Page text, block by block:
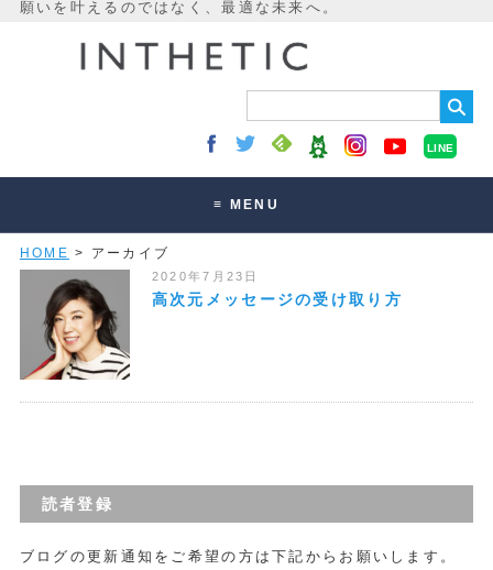
LINE
≡ MENU
講座・セッション
HOME > アーカイブ
2020年7月23日
高次元メッセージの受け取り方
読者登録
ブログの更新通知をご希望の方は下記からお願いします。